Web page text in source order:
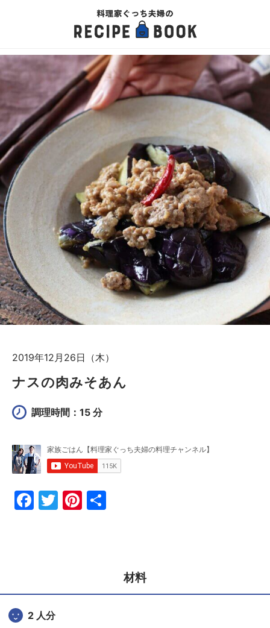
2019年12月26日（木）
ナスの肉みそあん
調理時間：15 分
F
o
o
T
Pi
材料
2 人分